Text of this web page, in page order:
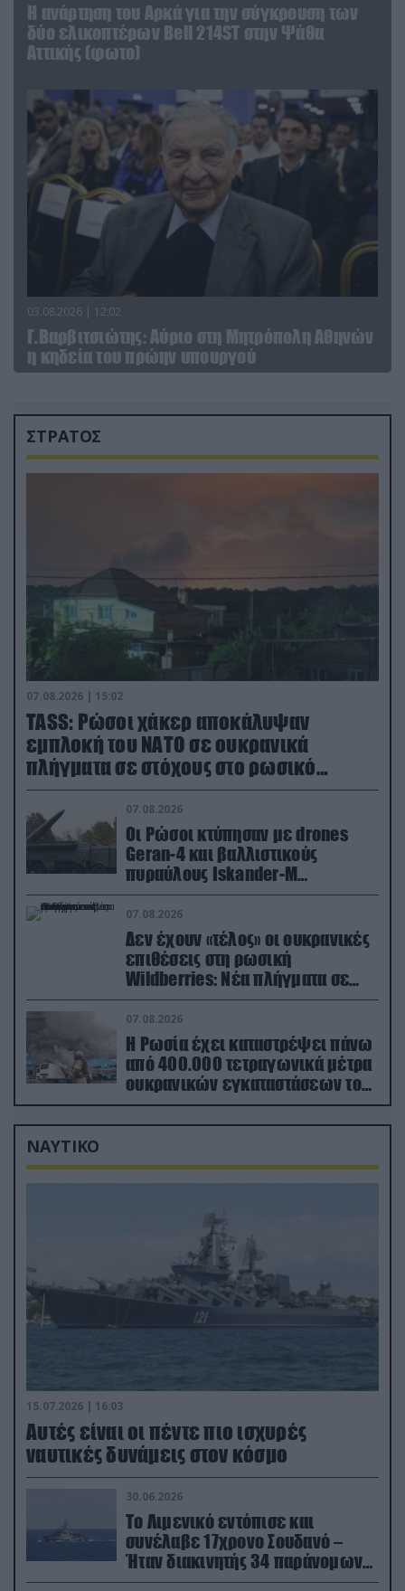
Η ανάρτηση του Αρκά για την σύγκρουση των
δύο ελικοπτέρων Bell 214ST στην Ψάθα
Αττικής (φωτο)
03.08.2026 | 12:02
Γ.Βαρβιτσιώτης: Aύριο στη Μητρόπολη Αθηνών
η κηδεία του πρώην υπουργού
ΣΤΡΑΤΟΣ
07.08.2026 | 15:02
TASS: Ρώσοι χάκερ αποκάλυψαν
εμπλοκή του ΝΑΤΟ σε ουκρανικά
πλήγματα σε στόχους στο ρωσικό
έδαφος!
07.08.2026
Οι Ρώσοι κτύπησαν με drones
Geran-4 και βαλλιστικούς
πυραύλους Iskander-M
ουκρανικό τρένο με στρατιωτικό
εξοπλισμό
07.08.2026
Δεν έχουν «τέλος» οι ουκρανικές
επιθέσεις στη ρωσική
Wildberries: Νέα πλήγματα σε
εγκαταστάσεις στα Ουράλια
07.08.2026
Η Ρωσία έχει καταστρέψει πάνω
από 400.000 τετραγωνικά μέτρα
ουκρανικών εγκαταστάσεων τον
Ιούλιο
ΝΑΥΤΙΚΟ
15.07.2026 | 16:03
Aυτές είναι οι πέντε πιο ισχυρές
ναυτικές δυνάμεις στον κόσμο
30.06.2026
Το Λιμενικό εντόπισε και
συνέλαβε 17χρονο Σουδανό –
Ήταν διακινητής 34 παράνομων
μεταναστών